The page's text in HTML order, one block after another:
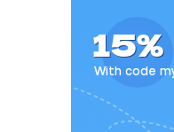
15%
With code